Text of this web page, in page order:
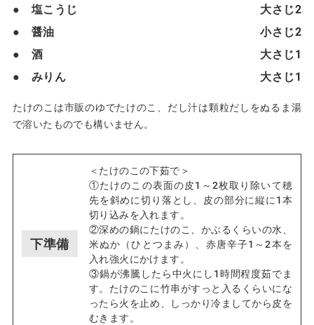
● 塩こうじ
大さじ2
● 醤油
小さじ2
● 酒
大さじ1
● みりん
大さじ1
たけのこは市販のゆでたけのこ、だし汁は顆粒だしをぬるま湯
で溶いたものでも構いません。
下準備
＜たけのこの下茹で＞
①たけのこの表面の皮1～2枚取り除いて穂
先を斜めに切り落とし、皮の部分に縦に1本
切り込みを入れます。
②深めの鍋にたけのこ、かぶるくらいの水、
米ぬか（ひとつまみ）、赤唐辛子1～2本を
入れ強火にかけます。
③鍋が沸騰したら中火にし1時間程度茹でま
す。たけのこに竹串がすっと入るくらいにな
ったら火を止め、しっかり冷ましてから皮を
むきます。